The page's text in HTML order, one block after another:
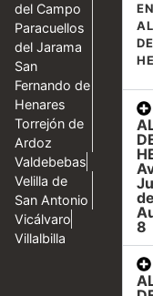
del Campo
Paracuellos
del Jarama
San
Fernando de
Henares
Torrejón de
Ardoz
Valdebebas
Velilla de
San Antonio
Vicálvaro
Villalbilla
EN
DE
de
8